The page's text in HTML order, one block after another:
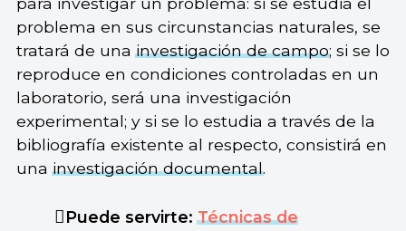
problema en sus circunstancias naturales, se
tratará de unainvestigación de campo; si se lo
reproduce en condiciones controladas en un
laboratorio, será una investigación
experimental; y si se lo estudia a través de la
bibliografía existente al respecto, consistirá en
unainvestigación documental.
Puede servirte:Técnicas de